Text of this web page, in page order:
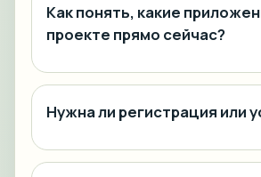
Как понять, какие
проекте прямо сейчас?
Нужна ли регистрация или